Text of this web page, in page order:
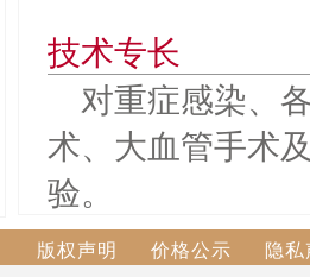
技术专长
对重症感染、
术、大血管手术
验。
版权声明 价格公示 隐